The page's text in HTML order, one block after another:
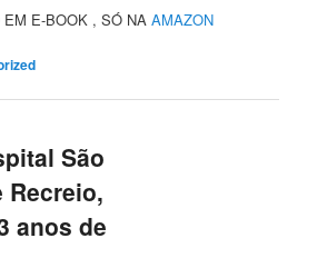
EM E-BOOK , SÓ NAAMAZON
São
Recreio,
anos de